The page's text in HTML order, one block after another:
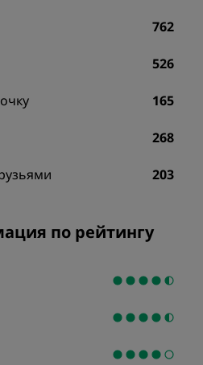
762
526
165
268
203
по рейтингу